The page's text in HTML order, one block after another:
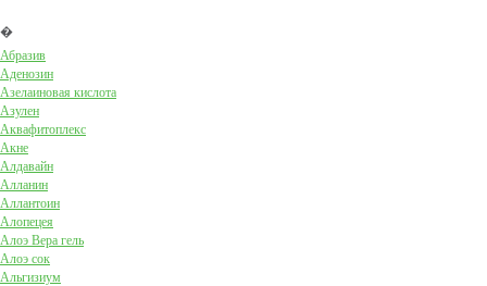
�
Абразив
Аденозин
Азелаиновая кислота
Азулен
Аквафитоплекс
Акне
Алдавайн
Алланин
Аллантоин
Алопецея
Алоэ Вера гель
Алоэ сок
Альгизиум